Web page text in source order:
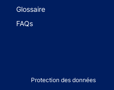
Glossaire
FAQs
Protection des données